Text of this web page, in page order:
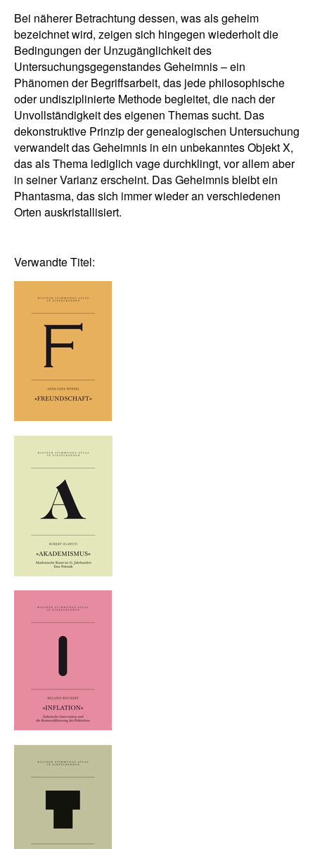
Bei näherer Betrachtung dessen, was als geheim
bezeichnet wird, zeigen sich hingegen wiederholt die
Bedingungen der Unzugänglichkeit des
Untersuchungsgegenstandes Geheimnis – ein
Phänomen der Begriffsarbeit, das jede philosophische
oder undisziplinierte Methode begleitet, die nach der
Unvollständigkeit des eigenen Themas sucht. Das
dekonstruktive Prinzip der genealogischen Untersuchung
verwandelt das Geheimnis in ein unbekanntes Objekt X,
das als Thema lediglich vage durchklingt, vor allem aber
in seiner Varianz erscheint. Das Geheimnis bleibt ein
Phantasma, das sich immer wieder an verschiedenen
Orten auskristallisiert.
Verwandte Titel: